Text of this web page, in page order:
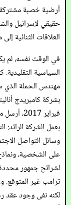
أرضية خصبة مشتركة.
حقيقي لإسرائيل
العلاقات الثنائية
في الوقت نفسه، لم
السياسية
بشركة كامبريدج
فبراير
بعمل الشركة
وسائل التواصل
على الشخصية،
لشرائح جمهور محددة
ترامب غير المتوقع.
لكنه نفى وجود عقد